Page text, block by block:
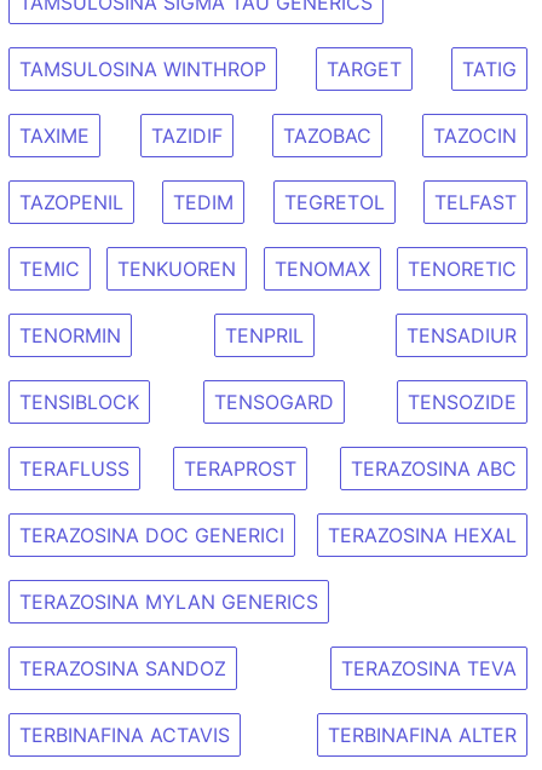
TAMSULOSINA WINTHROP TARGET TATIG
TAXIME TAZIDIF TAZOBAC TAZOCIN
TAZOPENIL TEDIM TEGRETOL TELFAST
TEMIC TENKUOREN TENOMAX TENORETIC
TENORMIN TENPRIL TENSADIUR
TENSIBLOCK TENSOGARD TENSOZIDE
TERAFLUSS TERAPROST TERAZOSINA ABC
TERAZOSINA DOC GENERICI TERAZOSINA HEXAL
TERAZOSINA MYLAN GENERICS
TERAZOSINA SANDOZ TERAZOSINA TEVA
TERBINAFINA ACTAVIS TERBINAFINA ALTER